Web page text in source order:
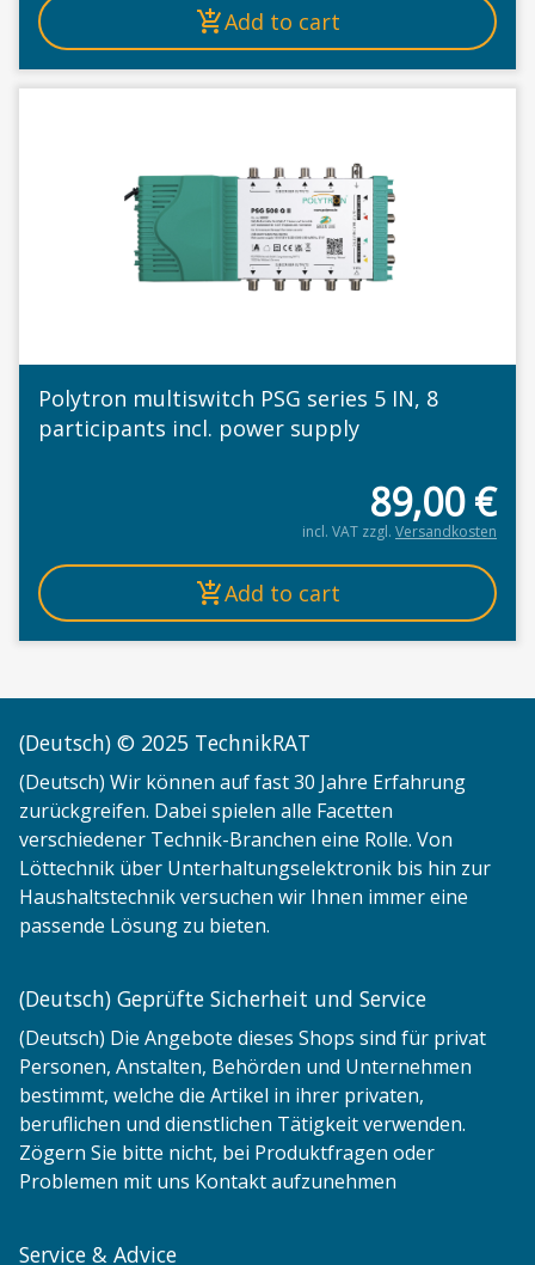
Add to cart
Polytron multiswitch PSG series 5 IN, 8
participants incl. power supply
89,00€
incl. VAT zzgl. Versandkosten
Add to cart
(Deutsch) © 2025 TechnikRAT
(Deutsch) Wir können auf fast 30 Jahre Erfahrung
zurückgreifen. Dabei spielen alle Facetten
verschiedener Technik-Branchen eine Rolle. Von
Löttechnik über Unterhaltungselektronik bis hin zur
Haushaltstechnik versuchen wir Ihnen immer eine
passende Lösung zu bieten.
Service & Advice
(Deutsch) Geprüfte Sicherheit und Service
(Deutsch) Die Angebote dieses Shops sind für privat
Personen, Anstalten, Behörden und Unternehmen
bestimmt, welche die Artikel in ihrer privaten,
beruflichen und dienstlichen Tätigkeit verwenden.
Zögern Sie bitte nicht, bei Produktfragen oder
Problemen mit uns Kontakt aufzunehmen